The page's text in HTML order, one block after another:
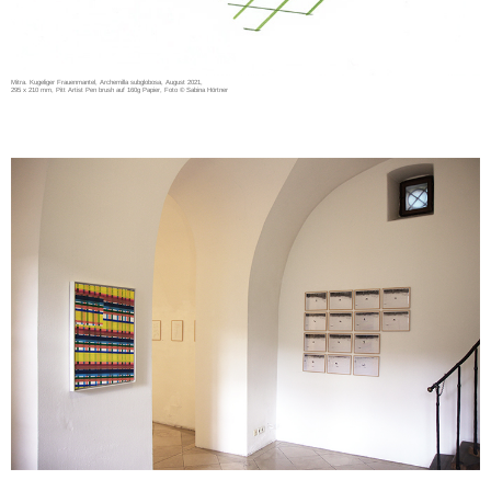
Mitra. Kugeliger Frauenmantel, Archemilla subglobosa, August 2021,
295 x 210 mm, Pitt Artist Pen brush auf 160g Papier, Foto © Sabina Hörtner